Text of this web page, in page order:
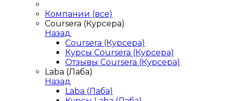
Компании (все)
Coursera (Курсера)
Назад
Coursera (Курсера)
Курсы Coursera (Курсера)
Отзывы Coursera (Курсера)
Laba (Лаба)
Назад
Laba (Лаба)